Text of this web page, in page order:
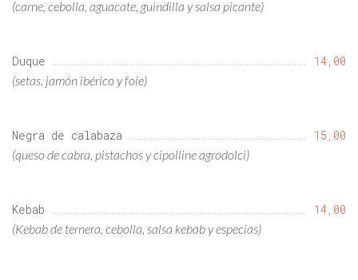
(carne, cebolla, aguacate, guindilla y salsa picante)
Duque
14,00
(setas, jamón ibérico y foie)
Negra de calabaza
15,00
(queso de cabra, pistachos y cipolline agrodolci)
Kebab
14,00
(Kebab de ternera, cebolla, salsa kebab y especias)